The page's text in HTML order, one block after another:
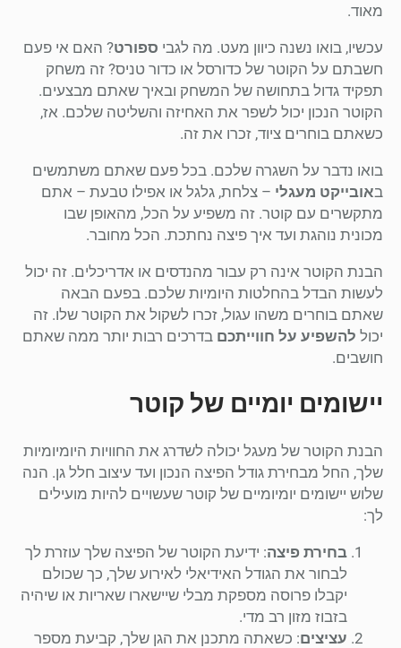
מאוד.
עכשיו, בואו נשנה כיוון מעט. מה לגבי ספורט? האם אי פעם
חשבתם על הקוטר של כדורסל או כדור טניס? זה משחק
תפקיד גדול בתחושה של המשחק ובאיך שאתם מבצעים.
הקוטר הנכון יכול לשפר את האחיזה והשליטה שלכם. אז,
כשאתם בוחרים ציוד, זכרו את זה.
בואו נדבר על השגרה שלכם. בכל פעם שאתם משתמשים
באובייקט מעגלי – צלחת, גלגל או אפילו טבעת – אתם
מתקשרים עם קוטר. זה משפיע על הכל, מהאופן שבו
מכונית נוהגת ועד איך פיצה נחתכת. הכל מחובר.
הבנת הקוטר אינה רק עבור מהנדסים או אדריכלים. זה יכול
לעשות הבדל בהחלטות היומיות שלכם. בפעם הבאה
שאתם בוחרים משהו עגול, זכרו לשקול את הקוטר שלו. זה
יכול להשפיע על חווייתכם בדרכים רבות יותר ממה שאתם
חושבים.
יישומים יומיים של קוטר
הבנת הקוטר של מעגל יכולה לשדרג את החוויות היומיומיות
שלך, החל מבחירת גודל הפיצה הנכון ועד עיצוב חלל גן. הנה
שלוש יישומים יומיומיים של קוטר שעשויים להיות מועילים
לך:
בחירת פיצה: ידיעת הקוטר של הפיצה שלך עוזרת לך
לבחור את הגודל האידיאלי לאירוע שלך, כך שכולם
יקבלו פרוסה מספקת מבלי שיישארו שאריות או שיהיה
בזבוז מזון רב מדי.
עציצים: כשאתה מתכנן את הגן שלך, קביעת מספר